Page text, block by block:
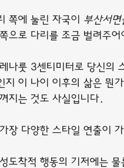
쪽에 눌린 자국이 부산서면
으로 다리를 조금 벌려주어
나룻 3센티미터로 당신의
지 이 나이 이후의 삶은 뭔
지는 것도 사실입니다.
장 다양한 스타일 연출이
도착적 행동의 기저에는